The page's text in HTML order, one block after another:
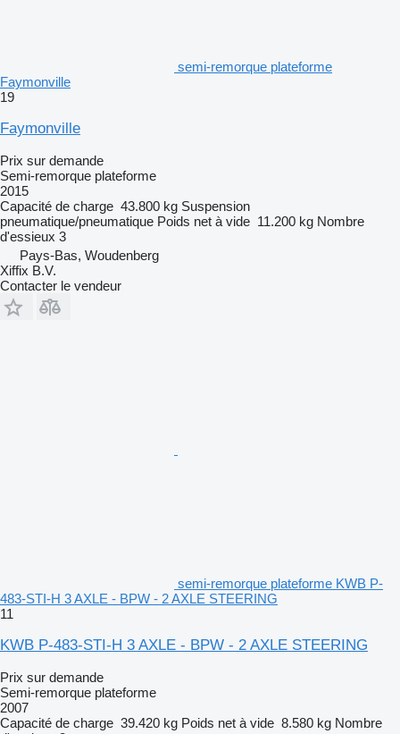
semi-remorque plateforme
Faymonville
19
Faymonville
Prix sur demande
Semi-remorque plateforme
2015
Capacité de charge 43.800 kg Suspension
pneumatique/pneumatique Poids net à vide 11.200 kg Nombre
d'essieux 3
Pays-Bas, Woudenberg
Xiffix B.V.
Contacter le vendeur
semi-remorque plateforme KWB P-
483-STI-H 3 AXLE - BPW - 2 AXLE STEERING
11
KWB P-483-STI-H 3 AXLE - BPW - 2 AXLE STEERING
Prix sur demande
Semi-remorque plateforme
2007
Capacité de charge 39.420 kg Poids net à vide 8.580 kg Nombre